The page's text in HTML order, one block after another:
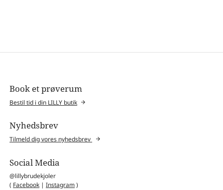
Book et prøverum
Bestil tid i din LILLY butik
Nyhedsbrev
Tilmeld dig vores nyhedsbrev
Social Media
@lillybrudekjoler
( Facebook |Instagram)